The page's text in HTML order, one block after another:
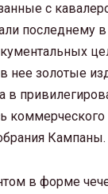
с
последнему
нее золотые
в
Кампаны.
в форме